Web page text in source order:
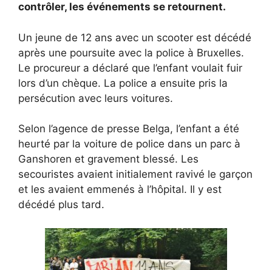
contrôler, les événements se retournent.
Un jeune de 12 ans avec un scooter est décédé
après une poursuite avec la police à Bruxelles.
Le procureur a déclaré que l’enfant voulait fuir
lors d’un chèque. La police a ensuite pris la
persécution avec leurs voitures.
Selon l’agence de presse Belga, l’enfant a été
heurté par la voiture de police dans un parc à
Ganshoren et gravement blessé. Les
secouristes avaient initialement ravivé le garçon
et les avaient emmenés à l’hôpital. Il y est
décédé plus tard.